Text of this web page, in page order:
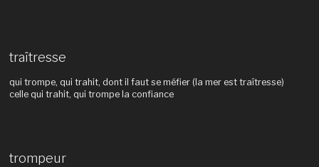
traîtresse
qui trompe, qui trahit, dont il faut se méfier (la mer est traîtresse)
celle qui trahit, qui trompe la confiance
trompeur